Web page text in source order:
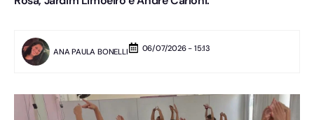
ANA PAULA BONELLI 06/07/2026 - 15:13